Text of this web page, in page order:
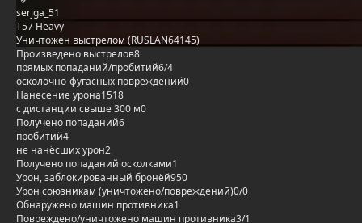
serjga_51
T57 Heavy
Уничтожен выстрелом (RUSLAN64145)
Произведено выстрелов8
прямых попаданий/пробитий6/4
осколочно-фугасных повреждений0
Нанесение урона1518
с дистанции свыше 300 м0
Получено попаданий6
пробитий4
не нанёсших урон2
Получено попаданий осколками1
Урон, заблокированный бронёй950
Урон союзникам (уничтожено/повреждений)0/0
Обнаружено машин противника1
Повреждено/уничтожено машин противника3/1